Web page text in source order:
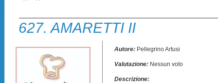
627. AMARETTI II
Autore: Pellegrino Artusi
Valutazione: Nessun voto
Descrizione: